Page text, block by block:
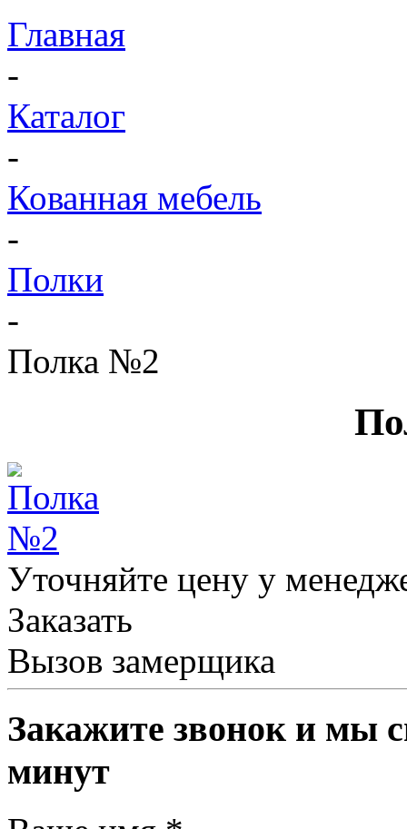
Главная
-
Каталог
-
Кованная мебель
-
Полки
-
Полка №2
Уточняйте цену у
Заказать
Вызов замерщика
Закажите звонок и мы
минут